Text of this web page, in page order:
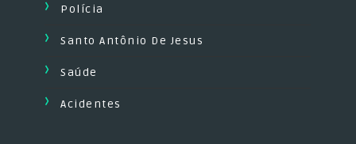
Polícia
Santo Antônio De Jesus
Saúde
Acidentes